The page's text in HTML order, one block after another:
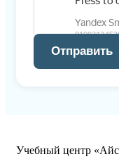
Отправить
Учебный центр